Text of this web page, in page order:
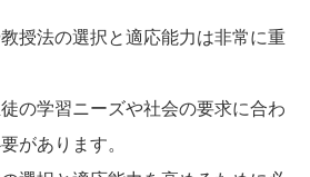
授法の選択と適応能力は非常に重
の学習ニーズや社会の要求に合わ
があります。